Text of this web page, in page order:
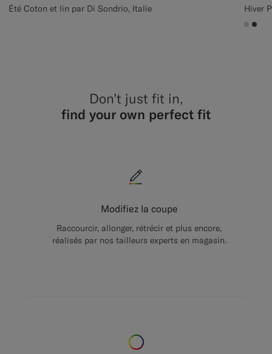
Été Coton et lin par Di Sondrio, Italie
Don’t just fit in,
find your own perfect fit
Modifiez la coupe
Raccourcir, allonger, rétrécir et plus encore,
réalisés par nos tailleurs experts en magasin.